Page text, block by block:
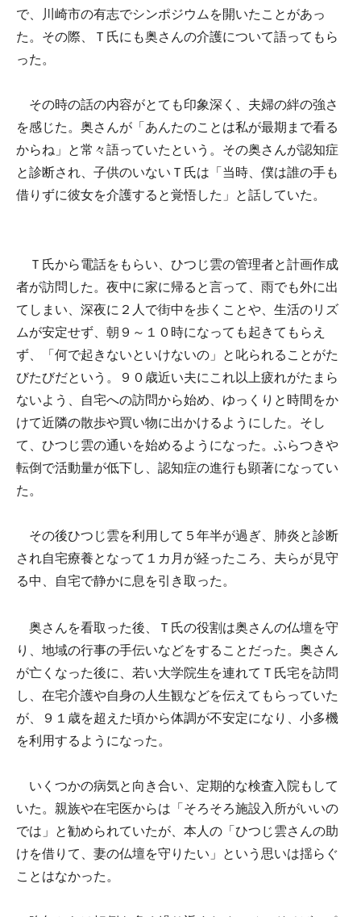
で、川崎市の有志でシンポジウムを開いたことがあっ
た。その際、Ｔ氏にも奥さんの介護について語ってもら
った。
その時の話の内容がとても印象深く、夫婦の絆の強さ
を感じた。奥さんが「あんたのことは私が最期まで看る
からね」と常々語っていたという。その奥さんが認知症
と診断され、子供のいないＴ氏は「当時、僕は誰の手も
借りずに彼女を介護すると覚悟した」と話していた。
Ｔ氏から電話をもらい、ひつじ雲の管理者と計画作成
者が訪問した。夜中に家に帰ると言って、雨でも外に出
てしまい、深夜に２人で街中を歩くことや、生活のリズ
ムが安定せず、朝９～１０時になっても起きてもらえ
ず、「何で起きないといけないの」と叱られることがた
びたびだという。９０歳近い夫にこれ以上疲れがたまら
ないよう、自宅への訪問から始め、ゆっくりと時間をか
けて近隣の散歩や買い物に出かけるようにした。そし
て、ひつじ雲の通いを始めるようになった。ふらつきや
転倒で活動量が低下し、認知症の進行も顕著になってい
た。
その後ひつじ雲を利用して５年半が過ぎ、肺炎と診断
され自宅療養となって１カ月が経ったころ、夫らが見守
る中、自宅で静かに息を引き取った。
奥さんを看取った後、Ｔ氏の役割は奥さんの仏壇を守
り、地域の行事の手伝いなどをすることだった。奥さん
が亡くなった後に、若い大学院生を連れてＴ氏宅を訪問
し、在宅介護や自身の人生観などを伝えてもらっていた
が、９１歳を超えた頃から体調が不安定になり、小多機
を利用するようになった。
いくつかの病気と向き合い、定期的な検査入院もして
いた。親族や在宅医からは「そろそろ施設入所がいいの
では」と勧められていたが、本人の「ひつじ雲さんの助
けを借りて、妻の仏壇を守りたい」という思いは揺らぐ
ことはなかった。